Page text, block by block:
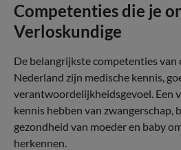
Competenties die je
Verloskundige
De belangrijkste competenties van
Nederland zijn medische kennis,
verantwoordelijkheidsgevoel. Een
kennis hebben van zwangerschap,
gezondheid van moeder en baby
herkennen.